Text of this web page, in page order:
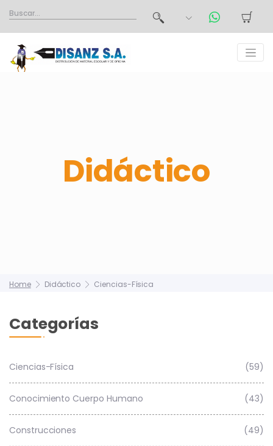
Didáctico
Home Didáctico Ciencias-Física
Categorías
Ciencias-Física (59)
Conocimiento Cuerpo Humano (43)
Construcciones (49)